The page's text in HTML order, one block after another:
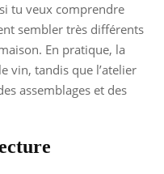
tu veux comprendre
sembler très différents
En pratique, la
vin, tandis que l’atelier
assemblages et des